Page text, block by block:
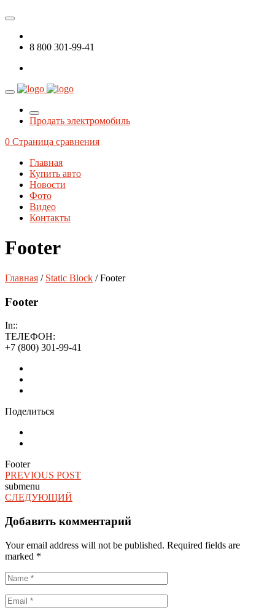
8 800 301-99-41
Продать электромобиль
0 Страница сравнения
Главная
Купить авто
Новости
Фото
Видео
Контакты
Footer
Главная / Static Block / Footer
Footer
In::
ТЕЛЕФОН:
+7 (800) 301-99-41
Поделиться
Footer
PREVIOUS POST
submenu
СЛЕДУЮЩИЙ
Добавить комментарий
Your email address will not be published. Required fields are
marked *